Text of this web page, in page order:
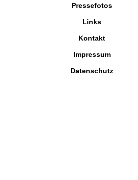
Pressefotos
Links
Kontakt
Impressum
Datenschutz